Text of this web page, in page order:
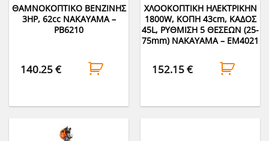
ΘΑΜΝΟΚΟΠΤΙΚΟ ΒΕΝΖΙΝΗΣ
3HP, 62cc NAKAYAMA –
PB6210
140.25€
ΧΛΟΟΚΟΠΤΙΚΗ ΗΛΕΚΤΡΙΚΗN
1800W, ΚΟΠΗ 43cm, ΚΑΔΟΣ
45L, ΡΥΘΜΙΣΗ 5 ΘΕΣΕΩΝ (25-
75mm) NAKAYAMA – EM4021
152.15€